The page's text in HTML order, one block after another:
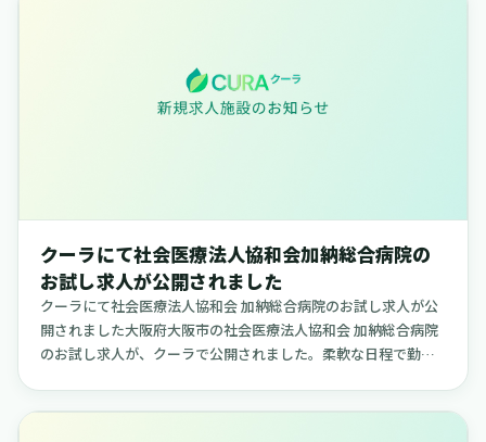
クーラにて社会医療法人協和会加納総合病院の
お試し求人が公開されました
クーラにて社会医療法人協和会 加納総合病院のお試し求人が公
開されました大阪府大阪市の社会医療法人協和会 加納総合病院
のお試し求人が、クーラで公開されました。柔軟な日程で勤務